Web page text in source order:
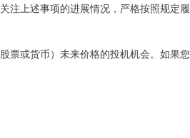
注上述事项的进展情况，严格按照规定履
票或货币）未来价格的投机机会。如果您